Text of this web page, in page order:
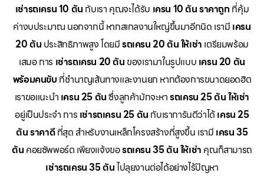
เช่ารถเครน 10 ตัน กับเรา คุณจะได้รับ เครน 10 ตัน ราคาถูกที่คุ้ม
ค่างบประมาณ นอกจากนี้ หากสเกลงานใหญ่ขึ้นมาอีกนิด เรามี เครน
20 ตัน ประสิทธิภาพสูง โดยมีรถเครน 20 ตัน ให้เช่า เตรียมพร้อม
เสมอ การ เช่ารถเครน 20 ตัน ของเรามาในรูปแบบ เครน 20 ตัน
พร้อมคนขับ ที่ชำนาญเส้นทางและงานยก หากต้องการขนาดยอดฮิต
เราขอแนะนำ เครน 25 ตันซึ่งลูกค้ามักจะหารถเครน 25 ตัน ให้เช่า
อยู่เป็นประจำ การ เช่ารถเครน 25 ตัน กับเราการันตีว่าได้เครน 25
ตัน ราคาดีที่สุด สำหรับงานเหล็กโครงสร้างที่สูงขึ้น เรามี เครน 35
ตัน คอยซัพพอร์ต เพียงแจ้งขอรถเครน 35 ตัน ให้เช่า คุณก็สามารถ
เช่ารถเครน 35 ตันไปลุยงานต่อได้อย่างไร้ปัญหา